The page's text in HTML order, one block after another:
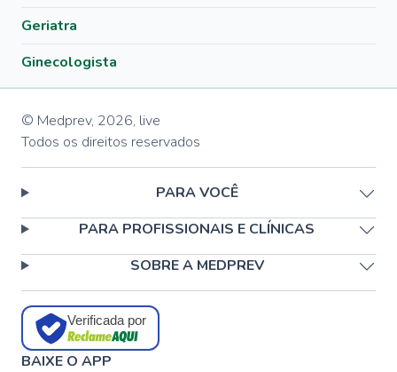
Geriatra
Ginecologista
© Medprev, 2026, live
Todos os direitos reservados
PARA VOCÊ
PARA PROFISSIONAIS E CLÍNICAS
SOBRE A MEDPREV
Verificada por
BAIXE O APP